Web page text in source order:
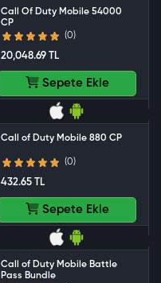
Call Of Duty Mobile 54000
CP
(0)
20,048.69 TL
Sepete Ekle
Call of Duty Mobile 880 CP
(0)
432.65 TL
Sepete Ekle
Call of Duty Mobile Battle
Pass Bundle